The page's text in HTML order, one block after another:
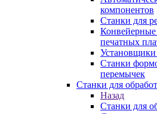
компонентов
Станки для
Конвейерные
печатных
Станки
перемычек
Станки для
Назад
Станки для